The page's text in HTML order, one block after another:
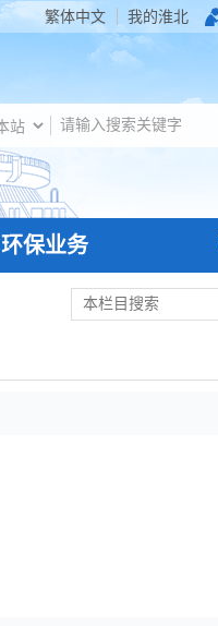
繁体中文 我的淮北
环保业务